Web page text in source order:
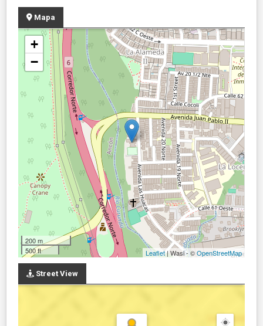
Mapa
+
−
200 m
500 ft
Leaflet| Wasi - ©OpenStreetMap
Street View